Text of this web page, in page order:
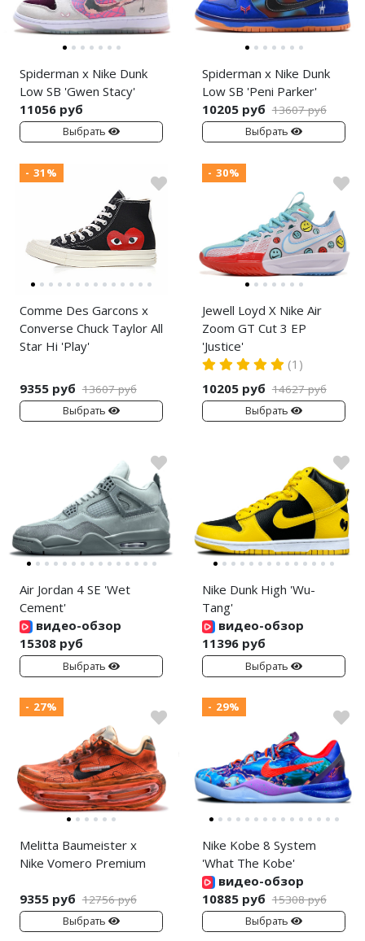
Spiderman x Nike Dunk
Low SB 'Gwen Stacy'
11056 руб
Выбрать
Spiderman x Nike Dunk
Low SB 'Peni Parker'
10205 руб 13607 руб
Выбрать
- 31%
Comme Des Garcons x
Converse Chuck Taylor All
Star Hi 'Play'
9355 руб 13607 руб
Выбрать
- 30%
Jewell Loyd X Nike Air
Zoom GT Cut 3 EP
'Justice'
(1)
10205 руб 14627 руб
Выбрать
Air Jordan 4 SE 'Wet
Cement'
видео-обзор
15308 руб
Выбрать
Nike Dunk High 'Wu-
Tang'
видео-обзор
11396 руб
Выбрать
- 27%
Melitta Baumeister x
Nike Vomero Premium
9355 руб 12756 руб
Выбрать
- 29%
Nike Kobe 8 System
'What The Kobe'
видео-обзор
10885 руб 15308 руб
Выбрать